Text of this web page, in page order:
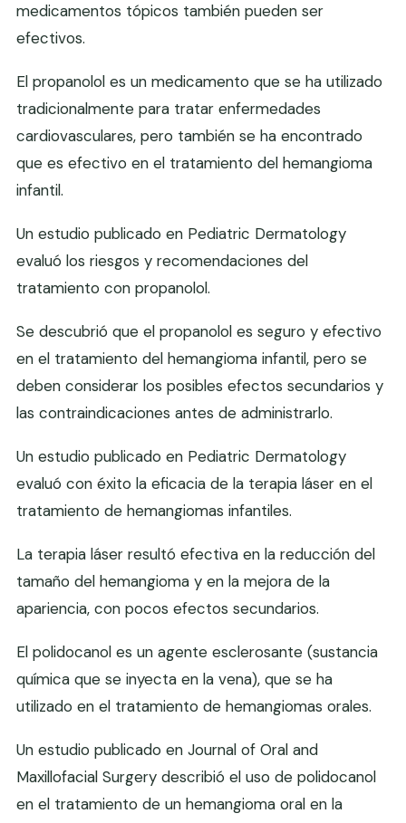
medicamentos tópicos también pueden ser
efectivos.
El propanolol es un medicamento que se ha utilizado
tradicionalmente para tratar enfermedades
cardiovasculares, pero también se ha encontrado
que es efectivo en el tratamiento del hemangioma
infantil.
Un estudio publicado en Pediatric Dermatology
evaluó los riesgos y recomendaciones del
tratamiento con propanolol.
Se descubrió que el propanolol es seguro y efectivo
en el tratamiento del hemangioma infantil, pero se
deben considerar los posibles efectos secundarios y
las contraindicaciones antes de administrarlo.
Un estudio publicado en Pediatric Dermatology
evaluó con éxito la eficacia de la terapia láser en el
tratamiento de hemangiomas infantiles.
La terapia láser resultó efectiva en la reducción del
tamaño del hemangioma y en la mejora de la
apariencia, con pocos efectos secundarios.
El polidocanol es un agente esclerosante (sustancia
química que se inyecta en la vena), que se ha
utilizado en el tratamiento de hemangiomas orales.
Un estudio publicado en Journal of Oral and
Maxillofacial Surgery describió el uso de polidocanol
en el tratamiento de un hemangioma oral en la